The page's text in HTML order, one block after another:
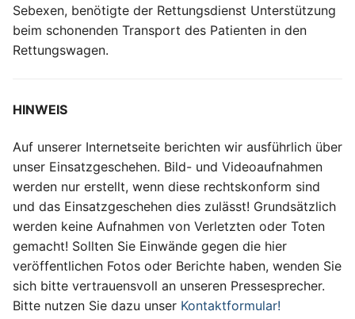
Sebexen, benötigte der Rettungsdienst Unterstützung
beim schonenden Transport des Patienten in den
Rettungswagen.
HINWEIS
Auf unserer Internetseite berichten wir ausführlich über
unser Einsatzgeschehen. Bild- und Videoaufnahmen
werden nur erstellt, wenn diese rechtskonform sind
und das Einsatzgeschehen dies zulässt! Grundsätzlich
werden keine Aufnahmen von Verletzten oder Toten
gemacht! Sollten Sie Einwände gegen die hier
veröffentlichen Fotos oder Berichte haben, wenden Sie
sich bitte vertrauensvoll an unseren Pressesprecher.
Bitte nutzen Sie dazu unser Kontaktformular!